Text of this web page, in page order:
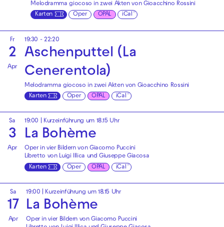
Melodramma giocoso in zwei Akten von Gioacchino Rossini
Karten
Oper OPAL iCal
Fr
2
Apr
19:30 - 22:20
Aschenputtel (La
Cenerentola)
Melodramma giocoso in zwei Akten von Gioacchino Rossini
Karten
Oper OPAL iCal
Sa
3
Apr
19:00 | Kurzeinführung um 18.15 Uhr
La Bohème
Oper in vier Bildern von Giacomo Puccini
Libretto von Luigi Illica und Giuseppe Giacosa
Karten
Oper OPAL iCal
Sa
17
Apr
19:00 | Kurzeinführung um 18.15 Uhr
La Bohème
Oper in vier Bildern von Giacomo Puccini